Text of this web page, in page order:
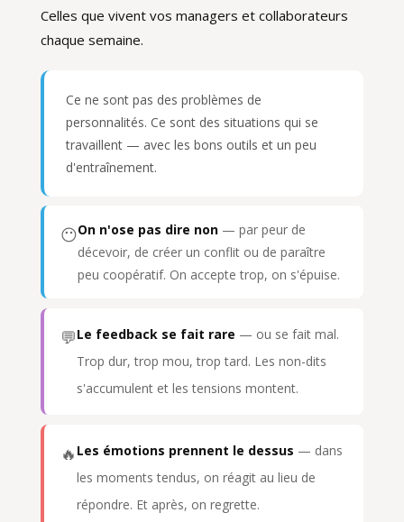
Celles que vivent vos managers et collaborateurs
chaque semaine.
Ce ne sont pas des problèmes de
personnalités. Ce sont des situations qui se
travaillent — avec les bons outils et un peu
d'entraînement.
😶On n'ose pas dire non— par peur de
décevoir, de créer un conflit ou de paraître
peu coopératif. On accepte trop, on s'épuise.
💬Le feedback se fait rare — ou se fait mal.
Trop dur, trop mou, trop tard. Les non-dits
s'accumulent et les tensions montent.
🔥 Les émotions prennent le dessus — dans
les moments tendus, on réagit au lieu de
répondre. Et après, on regrette.